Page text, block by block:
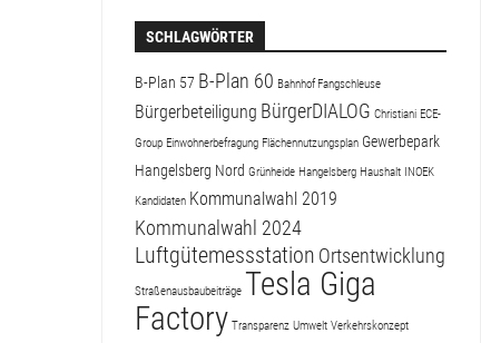
SCHLAGWÖRTER
B-Plan 57 B-Plan 60 Bahnhof Fangschleuse
Bürgerbeteiligung BürgerDIALOG Christiani ECE-
Group Einwohnerbefragung Flächennutzungsplan Gewerbepark
Hangelsberg Nord Grünheide Hangelsberg Haushalt INOEK
Kandidaten Kommunalwahl 2019
Kommunalwahl 2024
Luftgütemessstation Ortsentwicklung
Straßenausbaubeiträge Tesla Giga
Factory Transparenz Umwelt Verkehrskonzept